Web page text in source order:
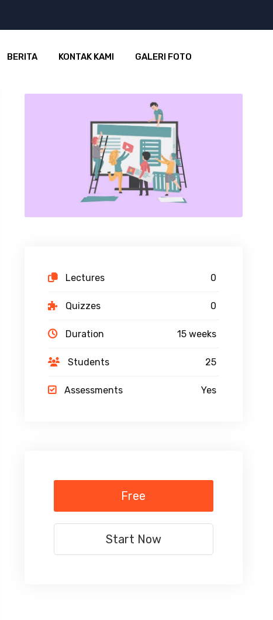
BERITA KONTAK KAMI GALERI FOTO
Lectures 0
Quizzes 0
Duration 15 weeks
Students 25
Assessments Yes
Free
Start Now